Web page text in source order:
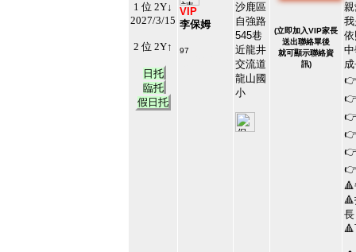
1 位 2Y↓
2027/3/15
2 位 2Y↑
日托
臨托
假日托
VIP
李保姆
97
沙鹿區
自強路
545巷
近龍井
交流道
龍山國
小
(立即加入VIP家長
送出聯絡單後
就可顯示聯絡資
訊)